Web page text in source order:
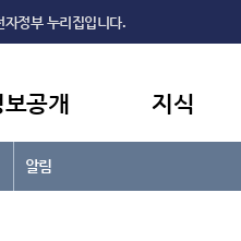
자정부 누리집입니다.
보공개 지식
알림